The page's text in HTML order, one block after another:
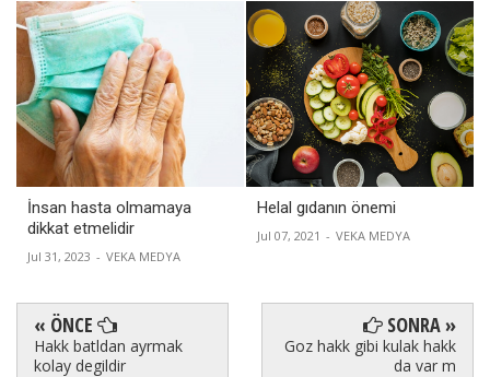
İnsan hasta olmamaya
dikkat etmelidir
Jul 31, 2023 - VEKA MEDYA
Helal gıdanın önemi
Jul 07, 2021 - VEKA MEDYA
« ÖNCE
Hakk batldan ayrmak
kolay degildir
SONRA »
Goz hakk gibi kulak hakk
da var m